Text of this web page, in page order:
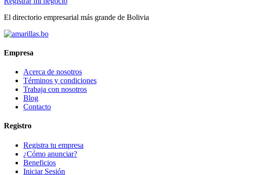
El directorio empresarial más grande de Bolivia
Empresa
Acerca de nosotros
Términos y condiciones
Trabaja con nosotros
Blog
Contacto
Registro
Registra tu empresa
¿Cómo anunciar?
Beneficios
Iniciar Sesión